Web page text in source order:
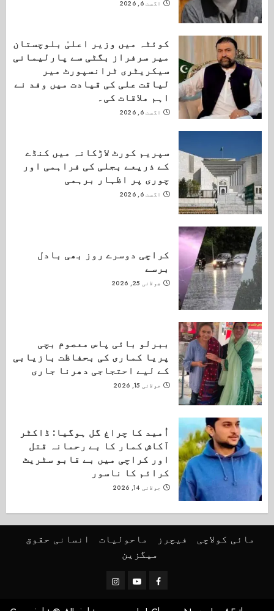
اگست 6, 2026
کوئٹہ میں وزیر اعلیٰ بلوچستان
میر سرفراز بگٹی سے پارلیمانی
سیکریٹری ٹرانسپورٹ میر
لیاقت علی کی قیادت میں وفد نے
اہم ملاقات کی۔
اگست 6, 2026
سپریم کورٹ لاڑکانہ میں کنڈے
کے ذریعے بجلی کی فراہمی اور
چوری پر اظہار برہمی
اگست 6, 2026
کراچی دوسرے روز بھی بادل
برسے
جولائی 25, 2026
ببرلو بائی پاس معصوم بچی
پریا کماری کی بحفاظت بازیابی
کے لیے احتجاجی دھرنا جاری
جولائی 15, 2026
اُمید کا چراغ گل ہوگیا: ڈاکٹر
آکاش کمار کا بے رحمانہ قتل
اور کراچی میں بے قابو سٹریٹ
کرائم کا ناسور
جولائی 14, 2026
مائی کولاچی فیچرز ماحولیات
انسانی حقوق
میگزین
Facebook
Youtube
Instagram